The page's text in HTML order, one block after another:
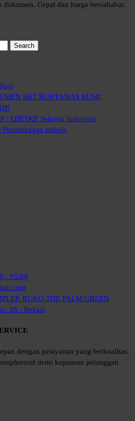
Cepat dan harga bersahabat.
SKT RUP/PANAS BUMI
/ EBETKE Seluruh Indonesia
Pertambagan terbaik
- 05:00
RUKO THE PALM GREEN
28 - Bekasi
dengan pelayanan yang berkualitas.
demi kepuasan pelanggan